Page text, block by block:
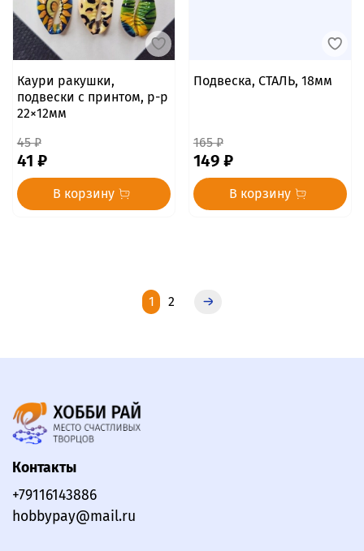
Каури ракушки,
подвески с принтом, р-р
22×12мм
45 ₽
41 ₽
В корзину
Подвеска, СТАЛЬ, 18мм
165 ₽
149 ₽
В корзину
1 2
Контакты
+79116143886
hobbypay@mail.ru